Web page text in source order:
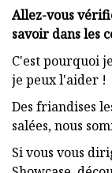
Allez-vous
savoir dans les
C'est pourquoi
je peux l'aider !
Des friandises
salées, nous
Si vous vous